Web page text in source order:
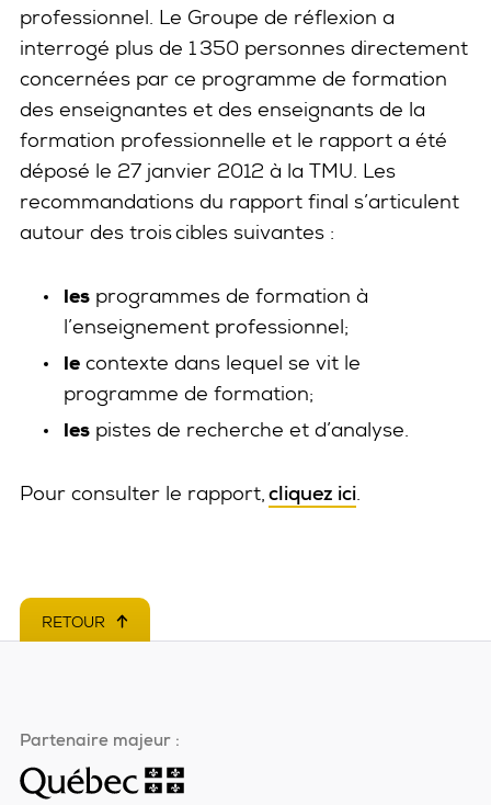
professionnel. Le Groupe de réflexion a
interrogé plus de 1 350 personnes directement
concernées par ce programme de formation
des enseignantes et des enseignants de la
formation professionnelle et le rapport a été
déposé le 27 janvier 2012 à la TMU. Les
recommandations du rapport final s’articulent
autour des trois cibles suivantes :
les programmes de formation à
l’enseignement professionnel;
le contexte dans lequel se vit le
programme de formation;
les pistes de recherche et d’analyse.
Pour consulter le rapport,cliquez ici.
RETOUR EN HAUT DE PAGE
Partenaire majeur :
Ce